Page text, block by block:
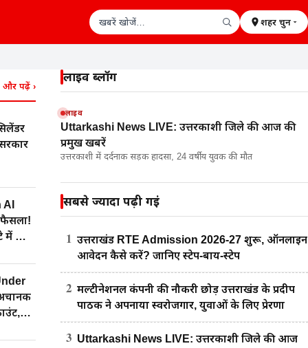
शहर चुनें
और पढ़ें ›
होगा
लाइव ब्लॉग
लाइव
Uttarkashi News LIVE: उत्तरकाशी जिले की आज की
प्रमुख खबरें
उत्तरकाशी में दर्दनाक सड़क हादसा, 24 वर्षीय युवक की मौत
सबसे ज्यादा पढ़ी गईं
1 उत्तराखंड RTE Admission 2026-27 शुरू, ऑनलाइन
आवेदन कैसे करें? जानिए स्टेप-बाय-स्टेप
2 मल्टीनेशनल कंपनी की नौकरी छोड़ उत्तराखंड के प्रदीप
पाठक ने अपनाया स्वरोजगार, युवाओं के लिए प्रेरणा
3 Uttarkashi News LIVE: उत्तरकाशी जिले की आज